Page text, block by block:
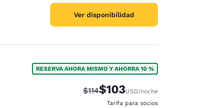
Ver disponibilidad
RESERVA AHORA MISMO Y AHORRA 10 %
Tarifa tachada:
$114Tarifa reducida:
$103USD/noche
Tarifa para socios